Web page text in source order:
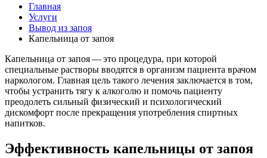
Главная
Услуги
Вывод из запоя
Капельница от запоя
Капельница от запоя — это процедура, при которой
специальные растворы вводятся в организм пациента врачом
наркологом. Главная цель такого лечения заключается в том,
чтобы устранить тягу к алкоголю и помочь пациенту
преодолеть сильный физический и психологический
дискомфорт после прекращения употребления спиртных
напитков.
Эффективность капельницы от запоя